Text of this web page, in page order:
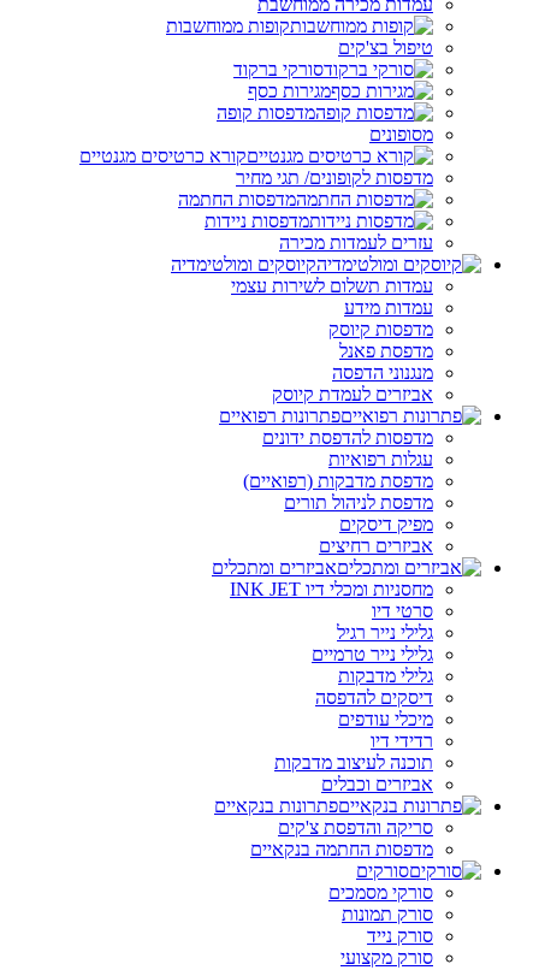
עמדות מכירה ממוחשבת
קופות ממוחשבות
טיפול בצ'קים
סורקי ברקוד
מגירות כסף
מדפסות קופה
מסופונים
קורא כרטיסים מגנטיים
מדפסות לקופונים/ תגי מחיר
מדפסות החתמה
מדפסות ניידות
עזרים לעמדות מכירה
קיוסקים ומולטימדיה
עמדות תשלום לשירות עצמי
עמדות מידע
מדפסות קיוסק
מדפסת פאנל
מנגנוני הדפסה
אביזרים לעמדת קיוסק
פתרונות רפואיים
מדפסות להדפסת ידונים
עגלות רפואיות
מדפסת מדבקות (רפואיים)
מדפסת לניהול תורים
מפיק דיסקים
אביזרים רחיצים
אביזרים ומתכלים
מחסניות ומכלי דיו INK JET
סרטי דיו
גלילי נייר רגיל
גלילי נייר טרמיים
גלילי מדבקות
דיסקים להדפסה
מיכלי עודפים
רדידי דיו
תוכנה לעיצוב מדבקות
אביזרים וכבלים
פתרונות בנקאיים
סריקה והדפסת צ'קים
מדפסות החתמה בנקאיים
סורקים
סורקי מסמכים
סורק תמונות
סורק נייד
סורק מקצועי